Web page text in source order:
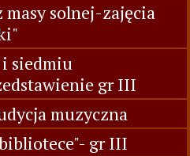
masy solnej-zajęcia
siedmiu
gr III
muzyczna
gr III